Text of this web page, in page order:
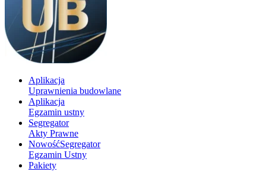
Aplikacja
Uprawnienia budowlane
Aplikacja
Egzamin ustny
Segregator
Akty Prawne
NowośćSegregator
Egzamin Ustny
Pakiety